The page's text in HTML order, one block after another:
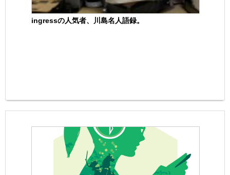
ingressの人気者、川島名人語録。